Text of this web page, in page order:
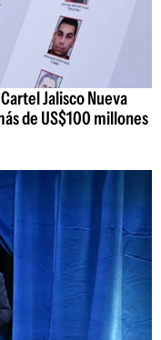
Jalisco Nueva
de US$100 millones